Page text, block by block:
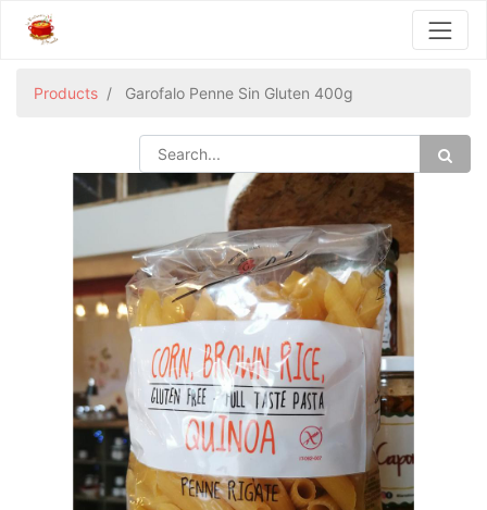
Products Garofalo Penne Sin Gluten 400g